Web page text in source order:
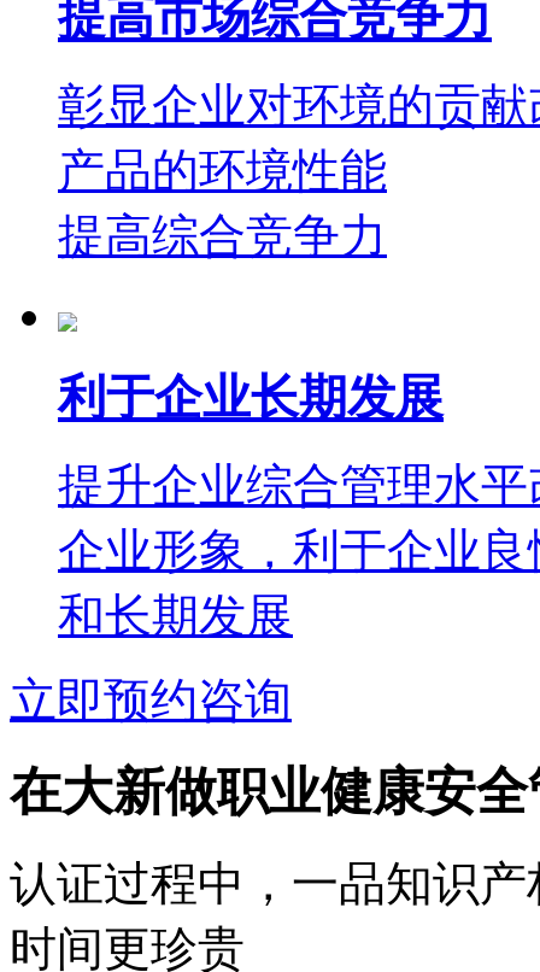
提高市场综合竞争力
彰显企业对环境的贡献
产品的环境性能
提高综合竞争力
利于企业长期发展
提升企业综合管理水平
企业形象，利于企业良
和长期发展
立即预约咨询
在大新做职业健康安
认证过程中，一品知识
时间更珍贵